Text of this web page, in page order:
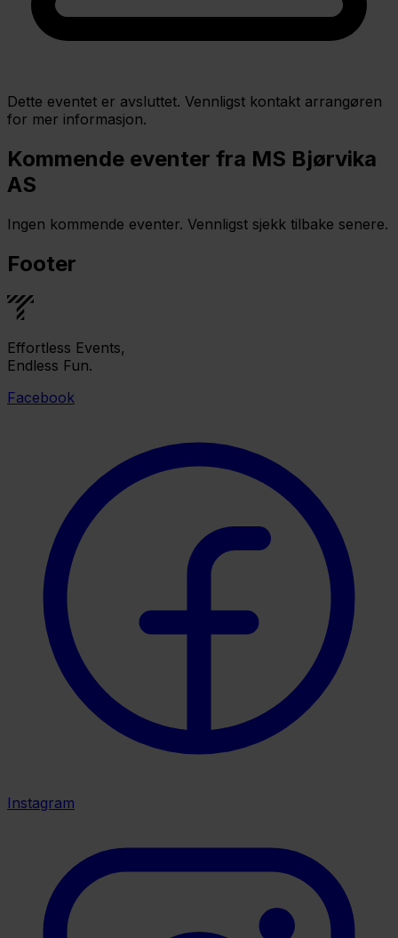
Dette eventet er avsluttet. Vennligst kontakt arrangøren
for mer informasjon.
Kommende eventer fra MS Bjørvika
AS
Ingen kommende eventer. Vennligst sjekk tilbake senere.
Footer
Effortless Events,
Endless Fun.
Facebook
Instagram